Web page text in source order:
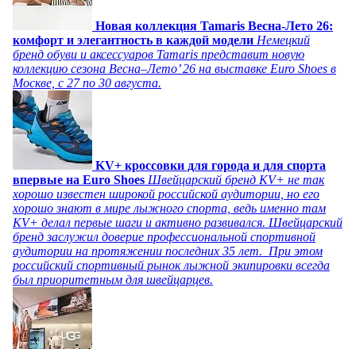
Новая коллекция Tamaris Весна-Лето 26:
комфорт и элегантность в каждой модели Немецкий
бренд обуви и аксессуаров Tamaris представит новую
коллекцию сезона Весна–Лето’ 26 на выставке Euro Shoes в
Москве, с 27 по 30 августа.
KV+ кроссовки для города и для спорта
впервые на Euro Shoes Швейцарский бренд KV+ не так
хорошо известен широкой российской аудитории, но его
хорошо знают в мире лыжного спорта, ведь именно там
KV+ делал первые шаги и активно развивался. Швейцарский
бренд заслужил доверие профессиональной спортивной
аудитории на протяжении последних 35 лет. При этом
российский спортивный рынок лыжной экипировки всегда
был приоритетным для швейцарцев.